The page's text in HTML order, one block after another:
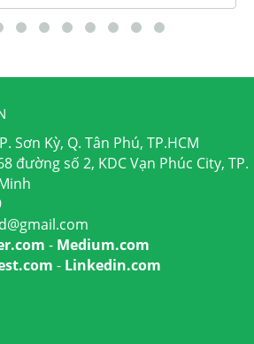
Sơn Kỳ, Q. Tân Phú, TP.HCM
đường số 2, KDC Vạn Phúc City, TP.
- Medium.com
- Linkedin.com